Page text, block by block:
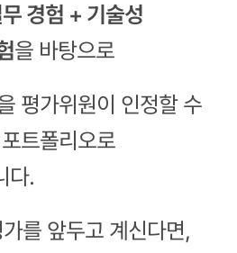
경험 + 기술성
을 바탕으로
평가위원이 인정할 수
트폴리오로
다.
를 앞두고 계신다면,